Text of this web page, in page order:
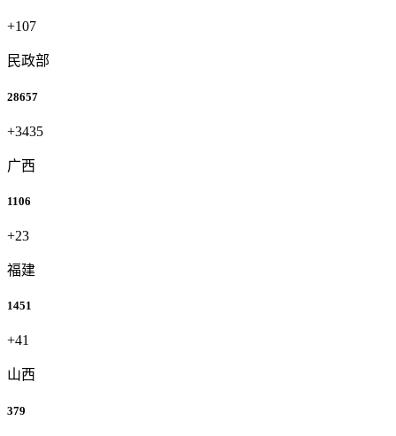
+107
民政部
28657
+3435
广西
1106
+23
福建
1451
+41
山西
379